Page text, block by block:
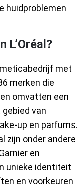
huidproblemen
L’Oréal?
met
merken die
omvatten een
van
up en parfums.
zijn onder andere
en
unieke identiteit
en voorkeuren